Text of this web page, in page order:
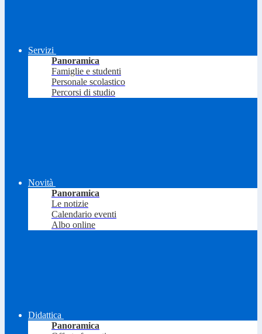
Servizi
Panoramica
Famiglie e studenti
Personale scolastico
Percorsi di studio
Novità
Panoramica
Le notizie
Calendario eventi
Albo online
Didattica
Panoramica